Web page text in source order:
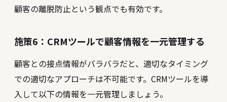
顧客の離脱防止という観点でも有効です。
施策6：CRMツールで顧客情報を一元管理する
顧客との接点情報がバラバラだと、適切なタイミング
での適切なアプローチは不可能です。CRMツールを導
入して以下の情報を一元管理しましょう。